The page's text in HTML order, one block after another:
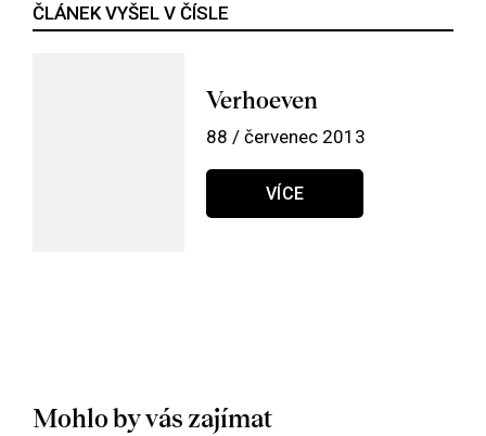
ČLÁNEK VYŠEL V ČÍSLE
Verhoeven
88 / červenec 2013
VÍCE
Mohlo by vás zajímat